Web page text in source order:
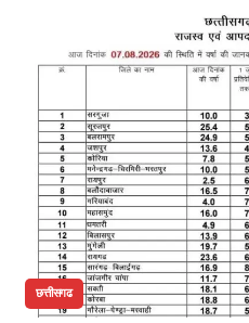
छत्तीसगढ